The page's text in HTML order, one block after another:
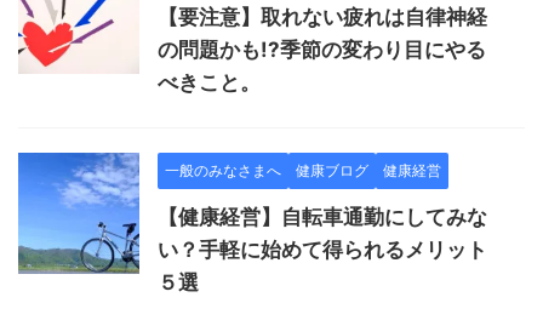
【要注意】取れない疲れは自律神経
の問題かも!?季節の変わり目にやる
べきこと。
一般のみなさまへ 健康ブログ 健康経営
【健康経営】自転車通勤にしてみな
い？手軽に始めて得られるメリット
５選